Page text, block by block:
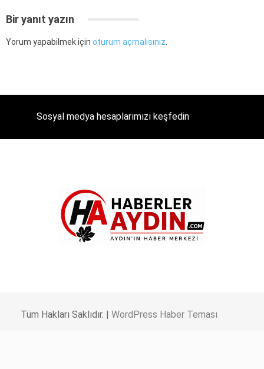
Bir yanıt yazın
Yorum yapabilmek için oturum açmalısınız
Sosyal medya hesaplarımızı keşfedin
Tüm Hakları Saklıdır. | WordPress Haber Teması